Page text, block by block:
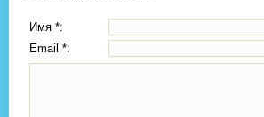
Имя *:
Email *: